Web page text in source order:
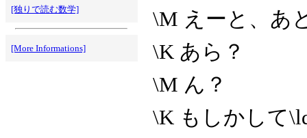
\M えーと、あ
\K あら？
\M ん？
\K もしかして
[独りで読む数学]
[More Informations]